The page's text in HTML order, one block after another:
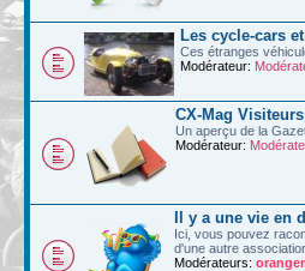
Les cycle-cars
Ces étranges
Modérateur:
CX-Mag Visiteurs
Un aperçu de la
Modérateur:
Il y a une vie en
Ici, vous pouvez
d'une autre
Modérateurs: